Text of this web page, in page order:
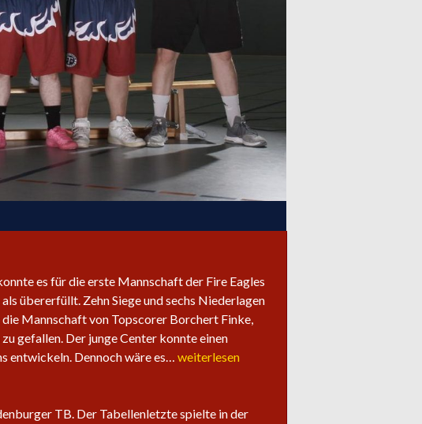
es für die erste Mannschaft der Fire Eagles
übererfüllt. Zehn Siege und sechs Niederlagen
Mannschaft von Topscorer Borchert Finke,
gefallen. Der junge Center konnte einen
entwickeln. Dennoch wäre es… Saisonabschluss
weiterlesen
TB. Der Tabellenletzte spielte in der